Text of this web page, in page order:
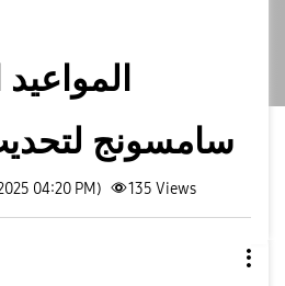
سامسونج لتحديث
04:20 PM) 135 Views